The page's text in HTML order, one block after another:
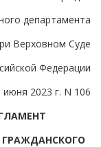
департамента
Верховном Суде
Федерации
июня 2023 г. N 106
ГРАЖДАНСКОГО